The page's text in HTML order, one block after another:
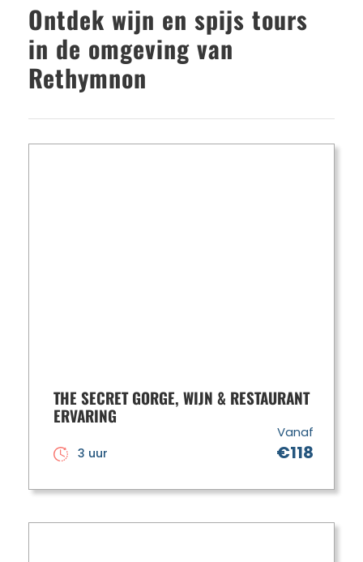
Ontdek wijn en spijs tours
in de omgeving van
Rethymnon
THE SECRET GORGE, WIJN & RESTAURANT
ERVARING
Vanaf
€118
3 uur